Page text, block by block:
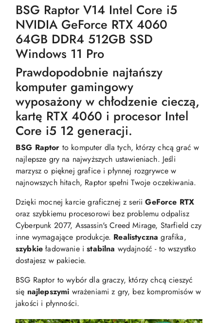
BSG Raptor V14 Intel Core i5
NVIDIA GeForce RTX 4060
64GB DDR4 512GB SSD
Windows 11 Pro
Prawdopodobnie najtańszy
komputer gamingowy
wyposażony w chłodzenie cieczą,
kartę RTX 4060 i procesor Intel
Core i5 12 generacji.
BSG Raptor to komputer dla tych, którzy chcą grać w
najlepsze gry na najwyższych ustawieniach. Jeśli
marzysz o pięknej grafice i płynnej rozgrywce w
najnowszych hitach, Raptor spełni Twoje oczekiwania.
Dzięki mocnej karcie graficznej z seriiGeForce RTX
oraz szybkiemu procesorowi bez problemu odpalisz
Cyberpunk 2077, Assassin's Creed Mirage, Starfield czy
inne wymagające produkcje. Realistyczna grafika,
szybkie ładowanie istabilna wydajność - to wszystko
dostajesz w pakiecie.
BSG Raptor to wybór dla graczy, którzy chcą cieszyć
się najlepszymi wrażeniami z gry, bez kompromisów w
jakości i płynności.